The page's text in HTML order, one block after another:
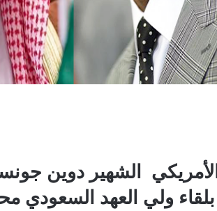
الشهير دوين
ولي العهد